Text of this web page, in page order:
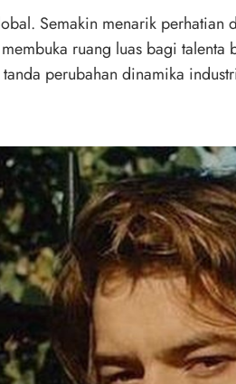
Semakin menarik
ruang luas bagi
perubahan dinamika